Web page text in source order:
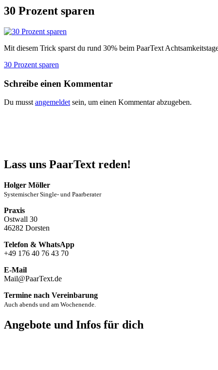
30 Prozent sparen
Mit diesem Trick sparst du rund 30% beim PaarText
Beitragsnavigation
30 Prozent sparen
Schreibe einen Kommentar
Du musst angemeldet sein, um einen Kommentar abzugeben.
Lass uns PaarText reden!
Holger Möller
Systemischer Single- und Paarberater
Praxis
Ostwall 30
46282 Dorsten
Telefon & WhatsApp
+49 176 40 76 43 70
E-Mail
Mail@PaarText.de
Termine nach Vereinbarung
Auch abends und am Wochenende.
Angebote und Infos für dich